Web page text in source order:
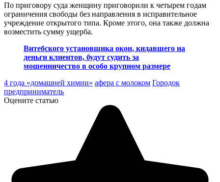
По приговору суда женщину приговорили к четырем годам
ограничения свободы без направления в исправительное
учреждение открытого типа. Кроме этого, она также должна
возместить сумму ущерба.
Витебского установщика окон, кидавшего на
деньги клиентов, будут судить за
мошенничество в особо крупном размере
4 года «домашней химии» афера с молоком Городок
предприниматель
Оцените статью